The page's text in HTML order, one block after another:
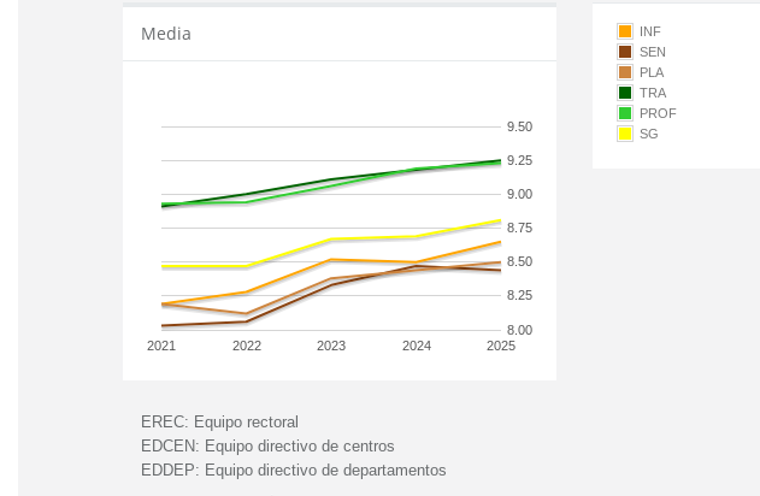
Media
2021 2022 2023 2024 2025
8.00
8.25
8.50
8.75
9.00
9.25
9.50
INF
SEN
PLA
TRA
PROF
SG
EREC: Equipo rectoral
EDCEN: Equipo directivo de centros
EDDEP: Equipo directivo de departamentos